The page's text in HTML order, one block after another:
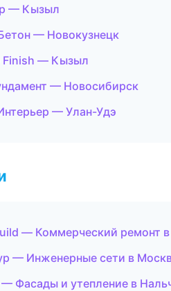
— Кызыл
— Новокузнецк
Finish — Кызыл
— Новосибирск
— Улан-Удэ
— Коммерческий ремонт
— Инженерные сети в
Фасады и утепление в